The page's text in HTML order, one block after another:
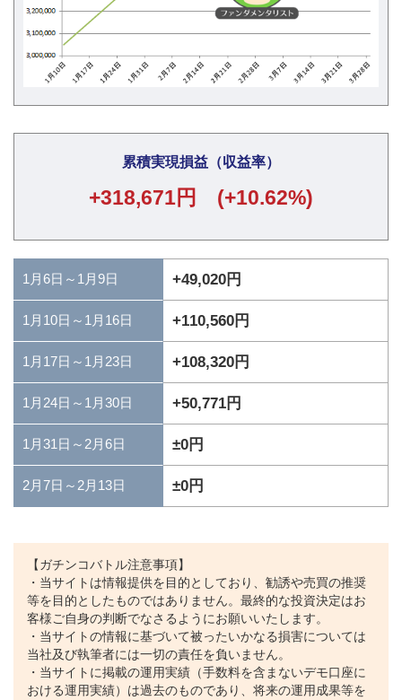
累積実現損益（収益率）
+318,671円 (+10.62%)
1月6日～1月9日 +49,020円
1月10日～1月16日 +110,560円
1月17日～1月23日 +108,320円
1月24日～1月30日 +50,771円
1月31日～2月6日 ±0円
2月7日～2月13日 ±0円
【ガチンコバトル注意事項】
・当サイトは情報提供を目的としており、勧誘や売買の推奨
等を目的としたものではありません。最終的な投資決定はお
客様ご自身の判断でなさるようにお願いいたします。
・当サイトの情報に基づいて被ったいかなる損害については
当社及び執筆者には一切の責任を負いません。
・当サイトに掲載の運用実績（手数料を含まないデモ口座に
おける運用実績）は過去のものであり、将来の運用成果等を